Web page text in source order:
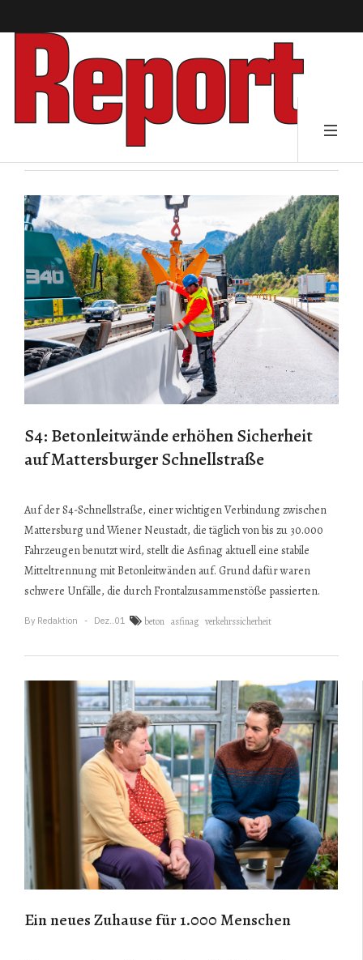
S4: Betonleitwände erhöhen Sicherheit
auf Mattersburger Schnellstraße
Auf der S4-Schnellstraße, einer wichtigen Verbindung zwischen
Mattersburg und Wiener Neustadt, die täglich von bis zu 30.000
Fahrzeugen benutzt wird, stellt die Asfinag aktuell eine stabile
Mitteltrennung mit Betonleitwänden auf. Grund dafür waren
schwere Unfälle, die durch Frontalzusammenstöße passierten.
By Redaktion Dez..01 beton asfinag verkehrssicherheit
Ein neues Zuhause für 1.000 Menschen